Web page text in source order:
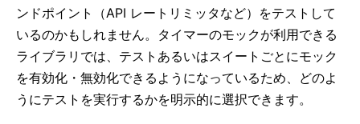
ンドポイント（API レートリミッタなど）をテストして
いるのかもしれません。タイマーのモックが利用できる
ライブラリでは、テストあるいはスイートごとにモック
を有効化・無効化できるようになっているため、どのよ
うにテストを実行するかを明示的に選択できます。